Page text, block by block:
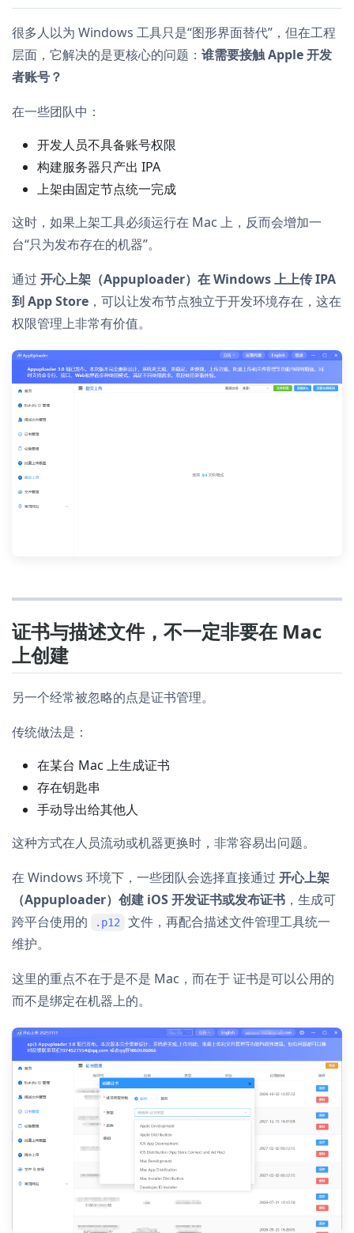
很多人以为 Windows 工具只是“图形界面替代”，但在工程
层面，它解决的是更核心的问题： 谁需要接触 Apple 开发
者账号？
在一些团队中：
开发人员不具备账号权限
构建服务器只产出 IPA
上架由固定节点统一完成
这时，如果上架工具必须运行在 Mac 上，反而会增加一
台“只为发布存在的机器”。
通过 开心上架（Appuploader）在 Windows 上上传 IPA
到 App Store ，可以让发布节点独立于开发环境存在，这在
权限管理上非常有价值。
证书与描述文件，不一定非要在 Mac
上创建
另一个经常被忽略的点是证书管理。
传统做法是：
在某台 Mac 上生成证书
存在钥匙串
手动导出给其他人
这种方式在人员流动或机器更换时，非常容易出问题。
在 Windows 环境下，一些团队会选择直接通过 开心上架
（Appuploader）创建 iOS 开发证书或发布证书 ，生成可
跨平台使用的
.p12
文件，再配合描述文件管理工具统一
维护。
这里的重点不在于是不是 Mac，而在于 证书是可以公用的
而不是绑定在机器上的。